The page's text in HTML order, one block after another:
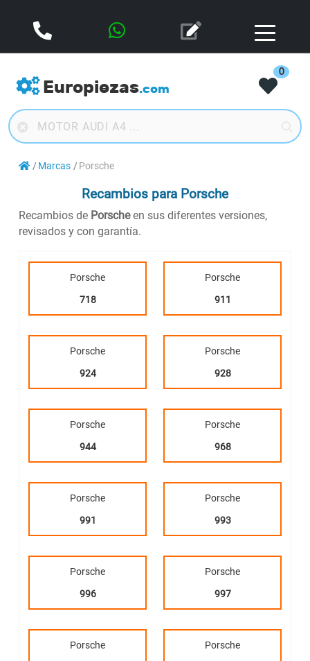
Europiezas.com
0
Marcas Porsche
Recambios para Porsche
Recambios de Porscheen sus diferentes versiones,
revisados y con garantía.
Porsche
718
Porsche
911
Porsche
924
Porsche
928
Porsche
944
Porsche
968
Porsche
991
Porsche
993
Porsche
996
Porsche
997
Porsche
Porsche